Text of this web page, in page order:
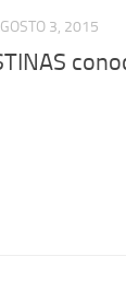
3, 2015